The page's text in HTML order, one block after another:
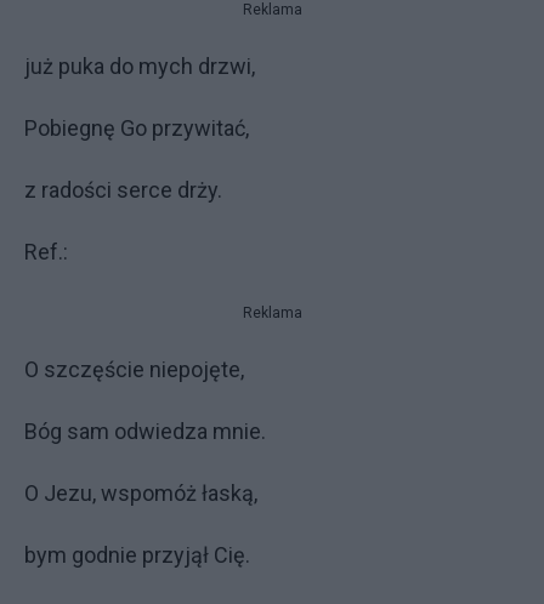
Reklama
już puka do mych drzwi,
Pobiegnę Go przywitać,
z radości serce drży.
Ref.:
Reklama
O szczęście niepojęte,
Bóg sam odwiedza mnie.
O Jezu, wspomóż łaską,
bym godnie przyjął Cię.